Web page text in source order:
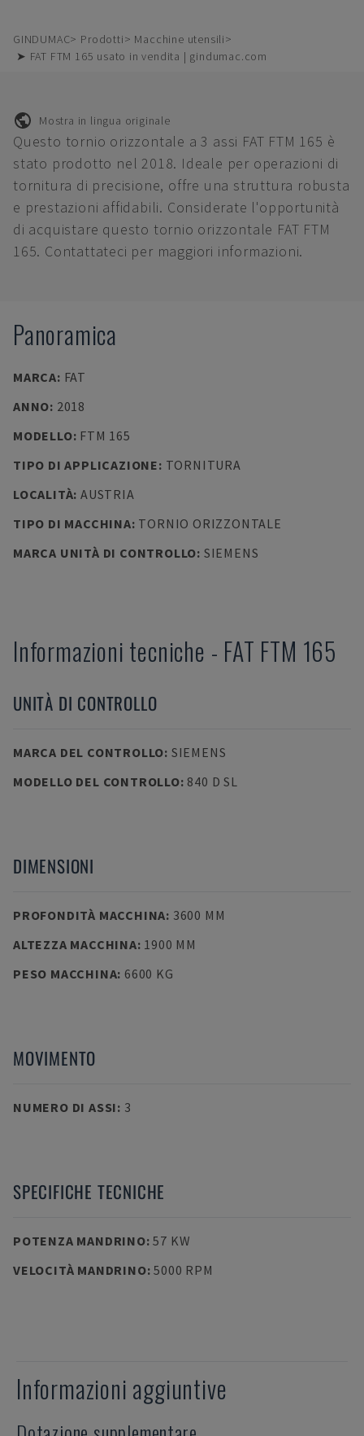
GINDUMAC Prodotti
Macchine utensili
➤ FAT FTM 165 usato in vendita | gindumac.com
Mostra in lingua originale
Questo tornio orizzontale a 3 assi FAT FTM 165 è
stato prodotto nel 2018. Ideale per operazioni di
tornitura di precisione, offre una struttura robusta
e prestazioni affidabili. Considerate l'opportunità
di acquistare questo tornio orizzontale FAT FTM
165. Contattateci per maggiori informazioni.
Panoramica
MARCA: FAT
ANNO: 2018
MODELLO: FTM 165
TIPO DI APPLICAZIONE: TORNITURA
LOCALITÀ: AUSTRIA
TIPO DI MACCHINA: TORNIO ORIZZONTALE
MARCA UNITÀ DI CONTROLLO: SIEMENS
Informazioni tecniche - FAT FTM 165
UNITÀ DI CONTROLLO
MARCA DEL CONTROLLO: SIEMENS
MODELLO DEL CONTROLLO: 840 D SL
DIMENSIONI
PROFONDITÀ MACCHINA: 3600 MM
ALTEZZA MACCHINA: 1900 MM
PESO MACCHINA: 6600 KG
MOVIMENTO
NUMERO DI ASSI: 3
SPECIFICHE TECNICHE
POTENZA MANDRINO:57 KW
VELOCITÀ MANDRINO:5000 RPM
Informazioni aggiuntive